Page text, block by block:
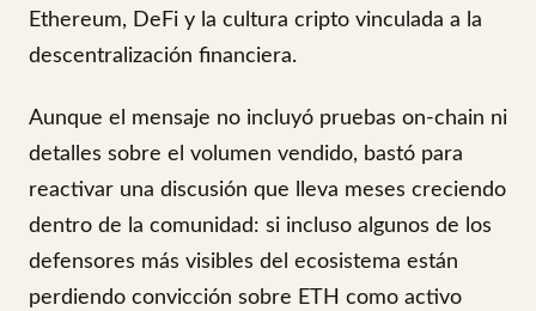
Ethereum, DeFi y la cultura cripto vinculada a la
descentralización financiera.
Aunque el mensaje no incluyó pruebas on-chain ni
detalles sobre el volumen vendido, bastó para
reactivar una discusión que lleva meses creciendo
dentro de la comunidad: si incluso algunos de los
defensores más visibles del ecosistema están
perdiendo convicción sobre ETH como activo